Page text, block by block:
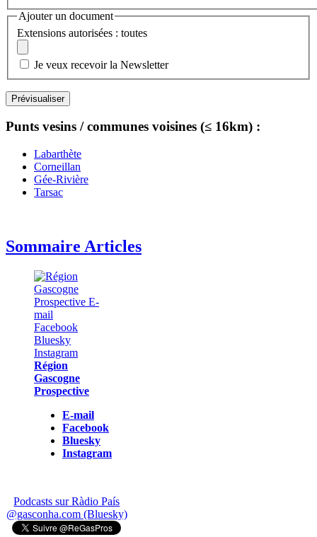
Ajouter un document
Extensions autorisées : toutes
Je veux recevoir la Newsletter
Punts vesins / communes voisines (≤ 16km) :
Labarthète
Corneillan
Gée-Rivière
Tarsac
Sommaire Articles
Région
Gascogne
Prospective
E-mail
Facebook
Bluesky
Instagram
Podcasts sur Ràdio País
@gasconha.com (Bluesky)